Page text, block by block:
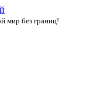
мир без границ!